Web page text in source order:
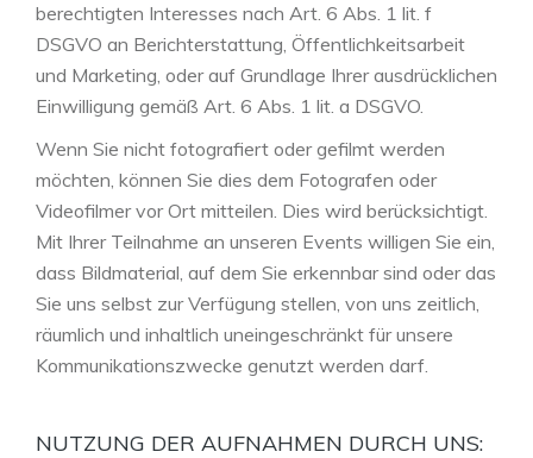
berechtigten Interesses nach Art. 6 Abs. 1 lit. f
DSGVO an Berichterstattung, Öffentlichkeitsarbeit
und Marketing, oder auf Grundlage Ihrer ausdrücklichen
Einwilligung gemäß Art. 6 Abs. 1 lit. a DSGVO.
Wenn Sie nicht fotografiert oder gefilmt werden
möchten, können Sie dies dem Fotografen oder
Videofilmer vor Ort mitteilen. Dies wird berücksichtigt.
Mit Ihrer Teilnahme an unseren Events willigen Sie ein,
dass Bildmaterial, auf dem Sie erkennbar sind oder das
Sie uns selbst zur Verfügung stellen, von uns zeitlich,
räumlich und inhaltlich uneingeschränkt für unsere
Kommunikationszwecke genutzt werden darf.
NUTZUNG DER AUFNAHMEN DURCH UNS: